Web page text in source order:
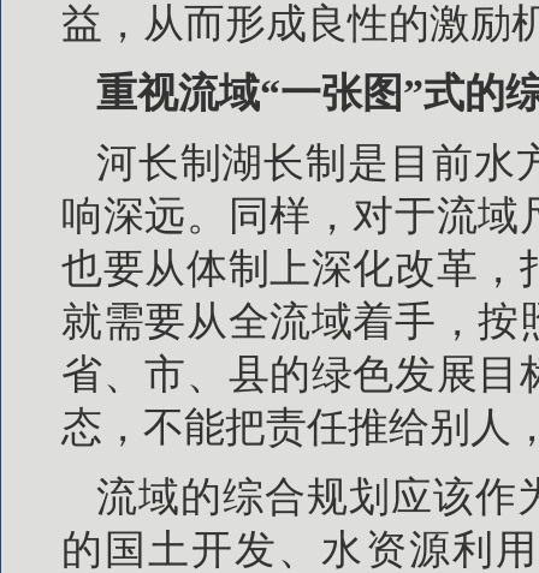
益，从而形成良性的激励
重视流域“一张图”式的
河长制湖长制是目前水
响深远。同样，对于流
也要从体制上深化改革，
就需要从全流域着手，
省、市、县的绿色发展
态，不能把责任推给别人
流域的综合规划应该作
的国土开发、水资源利